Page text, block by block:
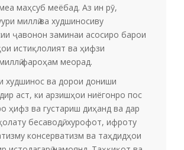
маҳсуб меёбад. Аз ин рӯ,
миллӣ ва худшиносиву
ҷавонон заминаи асосиро барои
истиқлолият ва ҳифзи
фароҳам меорад.
худшинос ва дорои дониши
аст, ки арзишҳои ниёгонро пос
ҳифз ва густариш диҳанд ва дар
бесаводӣ, хурофот, ифроту
консерватизм ва таҳдидҳои